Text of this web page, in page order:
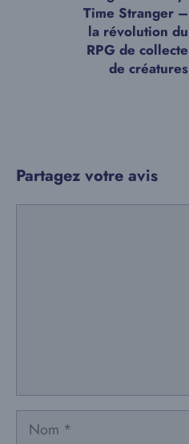
Time Stranger –
la révolution du
RPG de collecte
de créatures
Partagez votre avis
Nom